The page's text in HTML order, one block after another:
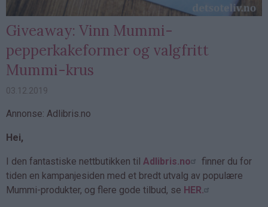
Giveaway: Vinn Mummi-
pepperkakeformer og valgfritt
Mummi-krus
03.12.2019
Annonse: Adlibris.no
Hei,
I den fantastiske nettbutikken til Adlibris.no
finner du for
tiden en kampanjesiden med et bredt utvalg av populære
Mummi-produkter, og flere gode tilbud, se HER.